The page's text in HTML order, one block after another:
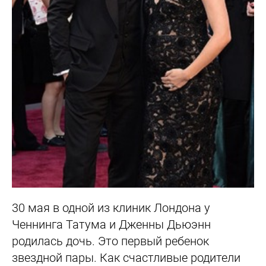
30 мая в одной из клиник Лондона у
Ченнинга Татума и Дженны Дьюэнн
родилась дочь. Это первый ребенок
звездной пары. Как счастливые родители